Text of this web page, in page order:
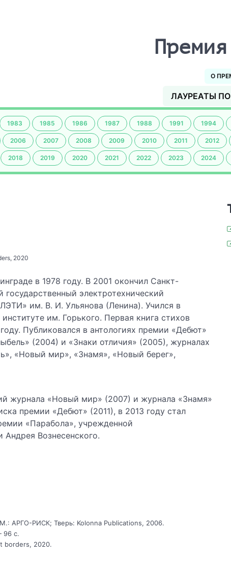
О
ЛАУРЕАТЫ
1983 1985 1986 1987 1988 1991 1994
2006 2007 2008 2009 2010 2011 2012
2018 2019 2020 2021 2022 2023 2024
2020
в 1978 году. В 2001 окончил Санкт-
государственный электротехнический
им. В. И. Ульянова (Ленина). Учился в
им. Горького. Первая книга стихов
Публиковался в антологиях премии «Дебют»
(2004) и «Знаки отличия» (2005), журналах
«Новый мир», «Знамя», «Новый берег»,
журнала «Новый мир» (2007) и журнала «Знамя»
премии «Дебют» (2011), в 2013 году стал
«Парабола», учрежденной
Вознесенского.
АРГО-РИСК; Тверь: Kolonna Publications, 2006.
96 с.
borders, 2020.